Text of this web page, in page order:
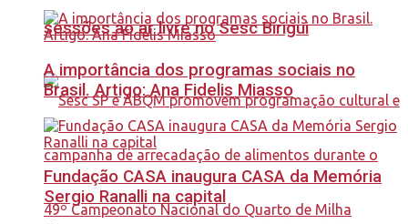
sessões ao ar livre no Sesc Birigui
A importância dos programas sociais no
Brasil. Artigo: Ana Fidelis Miasso
Fundação CASA inaugura CASA da Memória
Sergio Ranalli na capital